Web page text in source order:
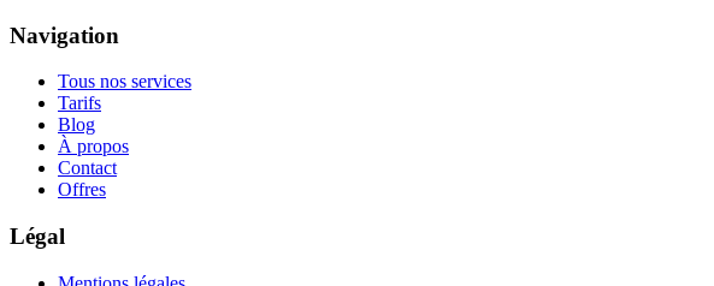
Navigation
Tous nos services
Tarifs
Blog
À propos
Contact
Offres
Légal